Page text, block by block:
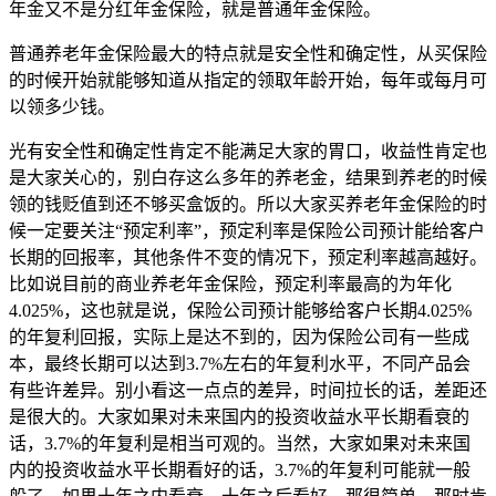
年金又不是分红年金保险，就是普通年金保险。
普通养老年金保险最大的特点就是安全性和确定性，从买保险
的时候开始就能够知道从指定的领取年龄开始，每年或每月可
以领多少钱。
光有安全性和确定性肯定不能满足大家的胃口，收益性肯定也
是大家关心的，别白存这么多年的养老金，结果到养老的时候
领的钱贬值到还不够买盒饭的。所以大家买养老年金保险的时
候一定要关注“预定利率”，预定利率是保险公司预计能给客户
长期的回报率，其他条件不变的情况下，预定利率越高越好。
比如说目前的商业养老年金保险，预定利率最高的为年化
4.025%，这也就是说，保险公司预计能够给客户长期4.025%
的年复利回报，实际上是达不到的，因为保险公司有一些成
本，最终长期可以达到3.7%左右的年复利水平，不同产品会
有些许差异。别小看这一点点的差异，时间拉长的话，差距还
是很大的。大家如果对未来国内的投资收益水平长期看衰的
话，3.7%的年复利是相当可观的。当然，大家如果对未来国
内的投资收益水平长期看好的话，3.7%的年复利可能就一般